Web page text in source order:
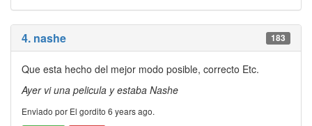
4. nashe 183
Que esta hecho del mejor modo posible, correcto Etc.
Ayer vi una pelicula y estaba Nashe
Enviado por El gordito 6 years ago.